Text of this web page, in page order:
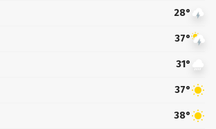
28°
37°
31°
37°
38°